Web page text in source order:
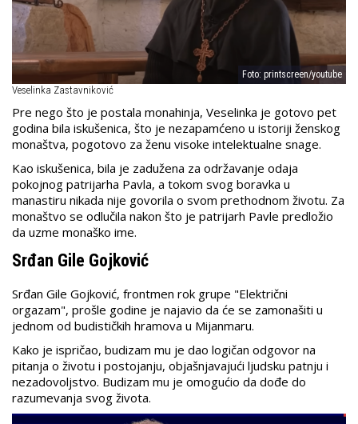
Foto: printscreen/youtube
Veselinka Zastavniković
Pre nego što je postala monahinja, Veselinka je gotovo pet
godina bila iskušenica, što je nezapamćeno u istoriji ženskog
monaštva, pogotovo za ženu visoke intelektualne snage.
Kao iskušenica, bila je zadužena za održavanje odaja
pokojnog patrijarha Pavla, a tokom svog boravka u
manastiru nikada nije govorila o svom prethodnom životu. Za
monaštvo se odlučila nakon što je patrijarh Pavle predložio
da uzme monaško ime.
Srđan Gile Gojković
Srđan Gile Gojković, frontmen rok grupe "Električni
orgazam", prošle godine je najavio da će se zamonašiti u
jednom od budističkih hramova u Mijanmaru.
Kako je ispričao, budizam mu je dao logičan odgovor na
pitanja o životu i postojanju, objašnjavajući ljudsku patnju i
nezadovoljstvo. Budizam mu je omogućio da dođe do
razumevanja svog života.